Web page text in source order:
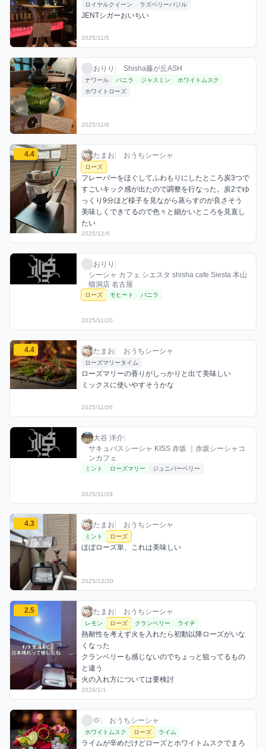
ロイヤルクイーン
ラズベリーバジル
JENTシガーおいちい
2025/11/5
おりりのローズミックスを見るおりり / お店シーシャ / 2025年11月8日
おりり | Shisha藤が丘ASH
利用フレーバー
ナワール バニラ ジャスミン
ホワイトムスク
ホワイトローズ
2025/11/8
たまおのローズミックスを見る
4.4 たまお / おうちシーシャ / 2025年12月6日
たまお| おうちシーシャ
利用フレーバー
ローズ
コメント
フレーバーをほぐしてふわもりにしたところ炭3つで
すごいキック感が出たので調整を行なった。炭2でゆ
っくり9分ほど様子を見ながら蒸らすのが良さそう
美味しくできてるので色々と細かいところを見直し
たい
評価
2025/12/6
おりりのローズミックスを見るおりり / お店シーシャ / 2025年11月20日
おりり |
シーシャ カフェ シエスタ shisha cafe Siesta 本山
猫洞店 名古屋
利用フレーバー
ローズ モヒート バニラ
2025/11/20
たまおのローズミックスを見る
4.4 たまお / おうちシーシャ / 2025年11月26日
たまお| おうちシーシャ
利用フレーバー
ローズマリータイム
コメント
ローズマリーの香りがしっかりと出て美味しい
ミックスに使いやすそうかな
評価
2025/11/26
大谷 洋介のローズミックスを見る大谷 洋介 / お店シーシャ / 2025年11月29日
大谷 洋介|
サキュバスシーシャ KISS 赤坂 ｜赤坂シーシャコ
ンカフェ
利用フレーバー
ミント ローズマリー ジュニパーベリー
2025/11/29
たまおのローズミックスを見る
4.3 たまお / おうちシーシャ / 2025年12月20日
たまお| おうちシーシャ
利用フレーバー
ミント ローズ
コメント
ほぼローズ単、これは美味しい
評価
2025/12/20
たまおのローズミックスを見る
2.5 たまお / おうちシーシャ / 2026年1月1日
たまお| おうちシーシャ
利用フレーバー
レモン ローズ クランベリー ライチ
コメント
熱耐性を考えず火を入れたら初動以降ローズがいな
くなった
クランベリーも感じないのでちょっと狙ってるもの
と違う
火の入れ方については要検討
評価
2026/1/1
🍲のローズミックスを見る🍲 / おうちシーシャ / 2026年1月2日
🍲 | おうちシーシャ
利用フレーバー
ホワイトムスク ローズ ライム
コメント
ライムが辛めだけどローズとホワイトムスクでまろ